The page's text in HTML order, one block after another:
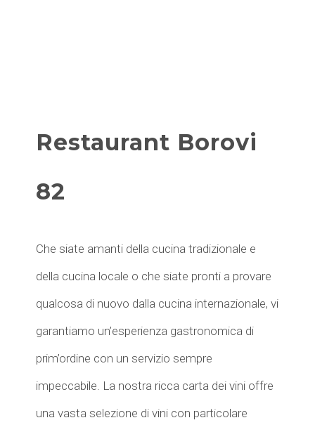
Restaurant Borovi
82
Che siate amanti della cucina tradizionale e
della cucina locale o che siate pronti a provare
qualcosa di nuovo dalla cucina internazionale, vi
garantiamo un’esperienza gastronomica di
prim’ordine con un servizio sempre
impeccabile. La nostra ricca carta dei vini offre
una vasta selezione di vini con particolare